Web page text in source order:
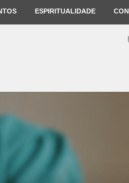
ESPIRITUALIDADE